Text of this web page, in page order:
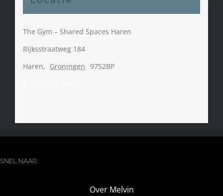
The Gym – Shared Spaces Haren
Rijksstraatweg 184
Haren, Groningen 9752BP
SNEL NAAR:
Over Melvin